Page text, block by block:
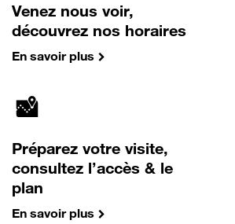
Venez nous voir,
découvrez nos horaires
En savoir plus
Préparez votre visite,
consultez l’accès & le
plan
En savoir plus